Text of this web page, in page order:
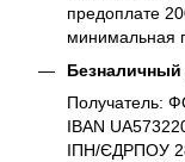
предоплате
минимальная
Безналичный
Получатель:
IBAN
ІПН/ЄДРПОУ